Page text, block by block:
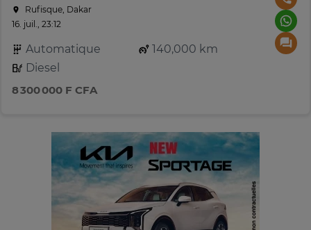
Rufisque, Dakar
16. juil., 23:12
Automatique
140,000 km
Diesel
8 300 000 F CFA